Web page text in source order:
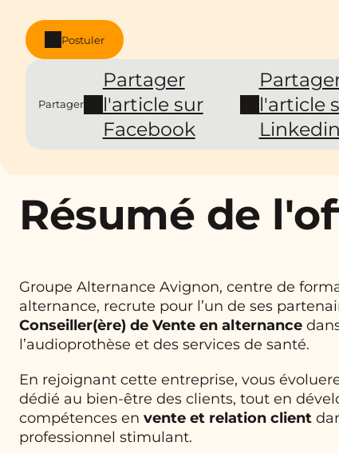
Postuler
Partager
Partager
l'article sur
Facebook
l'article
Linkedin
Résumé de
Groupe Alternance Avignon, centre de
alternance, recrute pour l’un de ses
Conseiller(ère) de Vente en alternance
l’audioprothèse et des services de santé.
En rejoignant cette entreprise, vous
dédié au bien-être des clients, tout en
compétences en vente et relation client
professionnel stimulant.